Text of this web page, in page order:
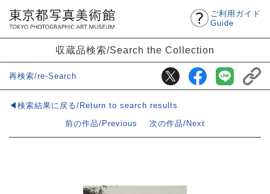
ご利用ガイド
Guide
収蔵品検索/Search the Collection
再検索/re-Search
◀検索結果に戻る/Return to search results
前の作品/Previous
次の作品/Next